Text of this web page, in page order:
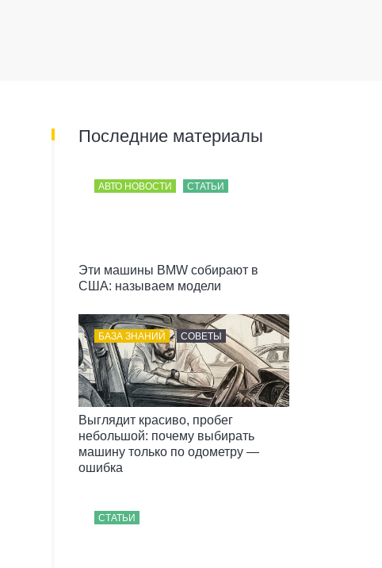
Последние материалы
АВТО НОВОСТИ СТАТЬИ
Эти машины BMW собирают в
США: называем модели
БАЗА ЗНАНИЙ СОВЕТЫ
Выглядит красиво, пробег
небольшой: почему выбирать
машину только по одометру —
ошибка
СТАТЬИ